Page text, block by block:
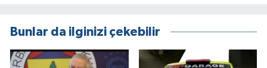
Bunlar da ilginizi çekebilir